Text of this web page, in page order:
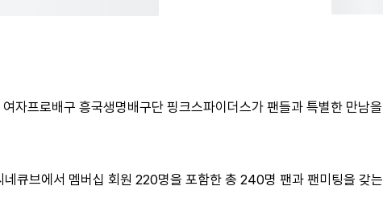
자프로배구 흥국생명배구단 핑크스파이더스가 팬들과 특별한 만남을
큐브에서 멤버십 회원 220명을 포함한 총 240명 팬과 팬미팅을 갖는